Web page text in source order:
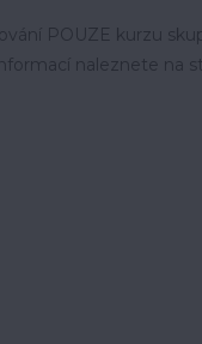
POUZE kurzu
naleznete na